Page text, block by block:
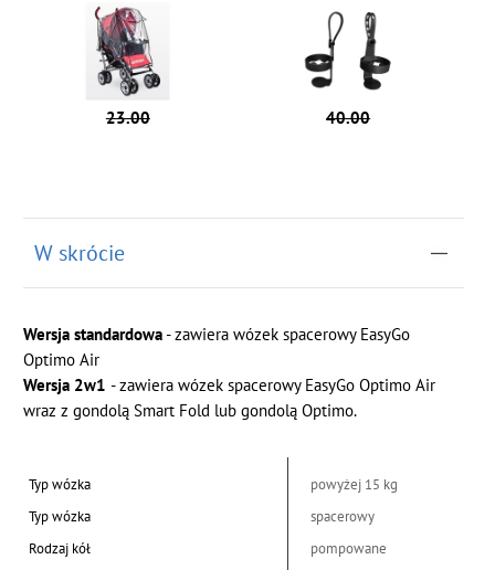
23.00 40.00
W skrócie
Wersja standardowa- zawiera wózek spacerowy EasyGo
Optimo Air
Wersja 2w1- zawiera wózek spacerowy EasyGo Optimo Air
wraz z gondolą Smart Fold lub gondolą Optimo.
Typ wózka
powyżej 15 kg
Typ wózka
spacerowy
Rodzaj kół
pompowane